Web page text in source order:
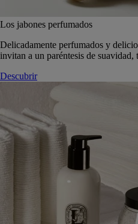
Los jabones perfumados
Delicadamente perfumados y
invitan a un paréntesis de
Descubrir